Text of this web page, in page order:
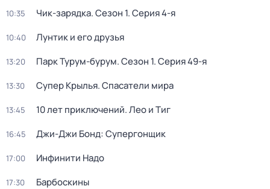
10:35 Чик-зарядка. Сезон 1. Серия 4-я
10:40 Лунтик и его друзья
13:20 Парк Турум-бурум. Сезон 1. Серия 49-я
13:30 Супер Крылья. Спасатели мира
13:45 10 лет приключений. Лео и Тиг
16:45 Джи-Джи Бонд: Супергонщик
17:00 Инфинити Надо
17:30 Барбоскины